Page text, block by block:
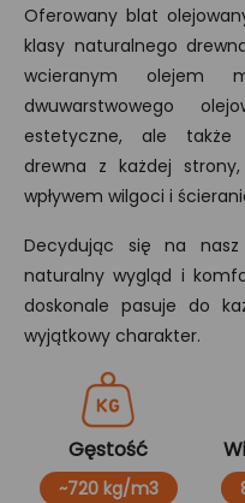
Oferowany blat
klasy naturalnego
wcieranym olejem
dwuwarstwowego
estetyczne, ale także
drewna z każdej
wpływem wilgoci i
Decydując się na nasz
naturalny wygląd i
doskonale pasuje do
wyjątkowy charakter.
Gęstość
~720 kg/m3